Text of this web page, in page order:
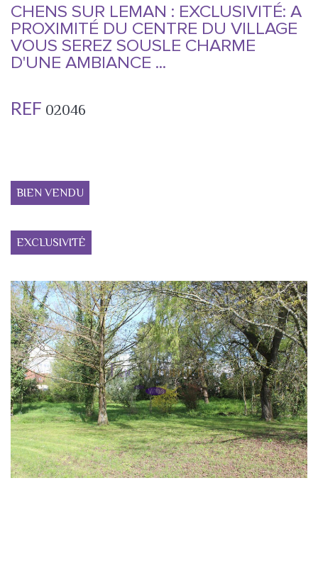
CHENS SUR LEMAN : EXCLUSIVITÉ: A
PROXIMITÉ DU CENTRE DU VILLAGE
VOUS SEREZ SOUSLE CHARME
D'UNE AMBIANCE ...
REF 02046
BIEN VENDU
EXCLUSIVITÉ